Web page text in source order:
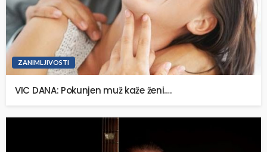
ZANIMLJIVOSTI
VIC DANA: Pokunjen muž kaže ženi….